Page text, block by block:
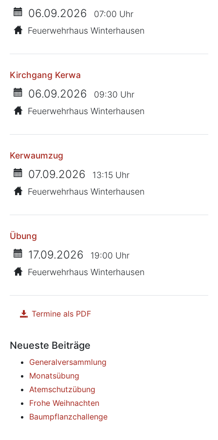
06.09.2026
07:00 Uhr
Feuerwehrhaus Winterhausen
Kirchgang Kerwa
06.09.2026
09:30 Uhr
Feuerwehrhaus Winterhausen
Kerwaumzug
07.09.2026
13:15 Uhr
Feuerwehrhaus Winterhausen
Übung
17.09.2026
19:00 Uhr
Feuerwehrhaus Winterhausen
Termine als PDF
Neueste Beiträge
Generalversammlung
Monatsübung
Atemschutzübung
Frohe Weihnachten
Baumpflanzchallenge